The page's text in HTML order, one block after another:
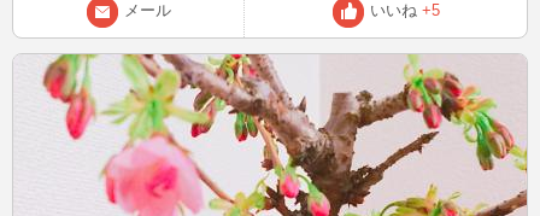
メール いいね +5